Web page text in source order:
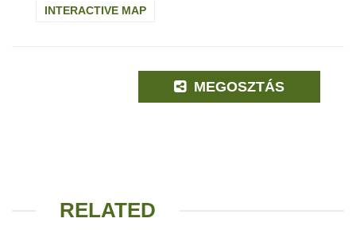
INTERACTIVE MAP
MEGOSZTÁS
RELATED